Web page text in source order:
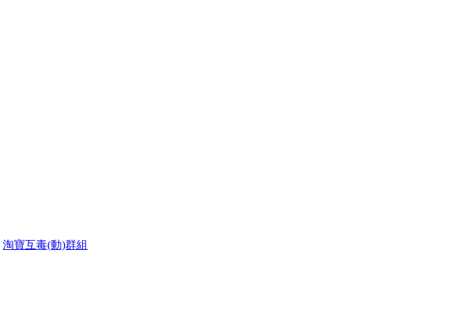
淘寶互毒(動)群組